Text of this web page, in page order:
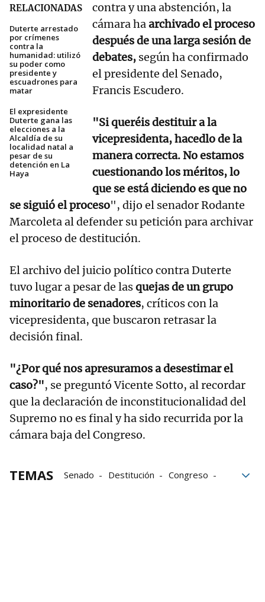
RELACIONADAS
Duterte arrestado
por crímenes
contra la
humanidad: utilizó
su poder como
presidente y
escuadrones para
matar
El expresidente
Duterte gana las
elecciones a la
Alcaldía de su
localidad natal a
pesar de su
detención en La
Haya
contra y una abstención, la
cámara haarchivado el proceso
después de una larga sesión de
debates, según ha confirmado
el presidente del Senado,
Francis Escudero.
"Si queréis destituir a la
vicepresidenta, hacedlo de la
manera correcta. No estamos
cuestionando los méritos, lo
que se está diciendo es que no
se siguió el proceso", dijo el senador Rodante
Marcoleta al defender su petición para archivar
el proceso de destitución.
El archivo del juicio político contra Duterte
tuvo lugar a pesar de lasquejas de un grupo
minoritario de senadores, críticos con la
vicepresidenta, que buscaron retrasar la
decisión final.
"¿Por qué nos apresuramos a desestimar el
caso?", se preguntó Vicente Sotto, al recordar
que la declaración de inconstitucionalidad del
Supremo no es final y ha sido recurrida por la
cámara baja del Congreso.
TEMAS Senado Destitución
Congreso